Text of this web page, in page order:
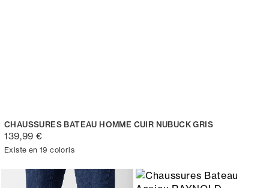
CHAUSSURES BATEAU HOMME CUIR NUBUCK GRIS
139,99 €
Existe en 19 coloris